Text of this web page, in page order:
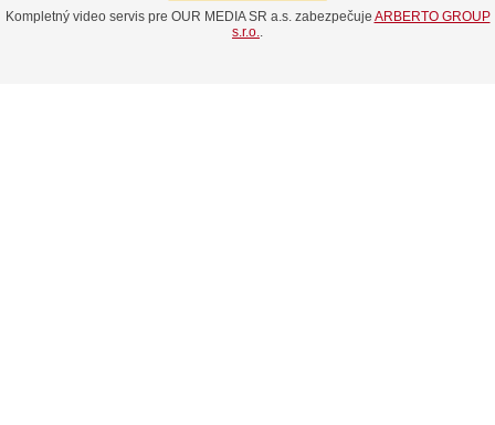
Kompletný video servis pre OUR MEDIA SR a.s. zabezpečuje ARBERTO GROUP
s.r.o..